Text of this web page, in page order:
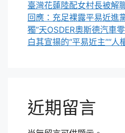
臺灣花蓮陸配女村長被解
回應：充足裸露平易近進
獨”天OSDER奧斯德汽車
白其宣揚的“平易近主”“人
近期留言